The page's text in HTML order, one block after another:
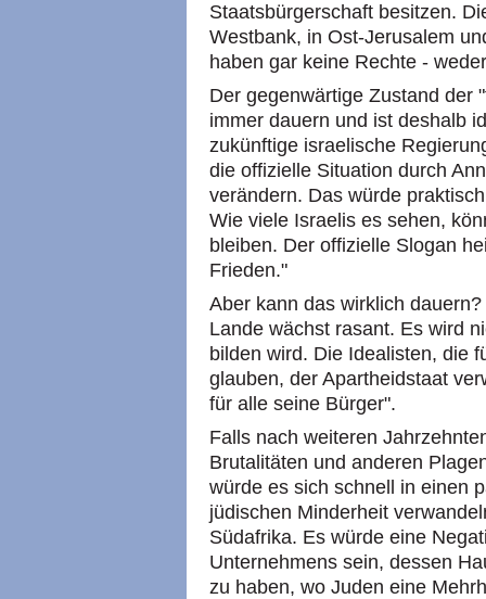
Staatsbürgerschaft besitzen.
Westbank, in Ost-Jerusalem
haben gar keine Rechte -
Der gegenwärtige Zustand der
immer dauern und ist deshalb
zukünftige israelische
die offizielle Situation durch
verändern. Das würde
Wie viele Israelis es sehen,
bleiben. Der offizielle Slogan
Frieden."
Aber kann das wirklich
Lande wächst rasant. Es wird
bilden wird. Die Idealisten, die
glauben, der Apartheidstaat
für alle seine Bürger".
Falls nach weiteren
Brutalitäten und anderen
würde es sich schnell in einen
jüdischen Minderheit
Südafrika. Es würde eine
Unternehmens sein, dessen
zu haben, wo Juden eine